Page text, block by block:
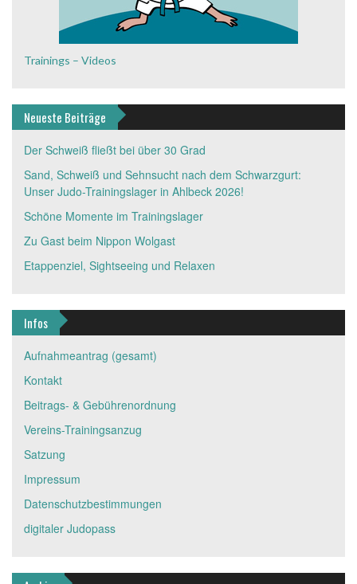
Trainings – Videos
Neueste Beiträge
Der Schweiß fließt bei über 30 Grad
Sand, Schweiß und Sehnsucht nach dem Schwarzgurt:
Unser Judo-Trainingslager in Ahlbeck 2026!
Schöne Momente im Trainingslager
Zu Gast beim Nippon Wolgast
Etappenziel, Sightseeing und Relaxen
Infos
Aufnahmeantrag (gesamt)
Kontakt
Beitrags- & Gebührenordnung
Vereins-Trainingsanzug
Satzung
Impressum
Datenschutzbestimmungen
digitaler Judopass